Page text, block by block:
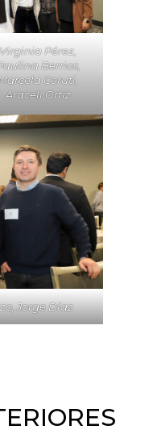
Virginia Pérez,
Berrios,
Ceruti,
Araceli Ortiz
Jorge Díaz